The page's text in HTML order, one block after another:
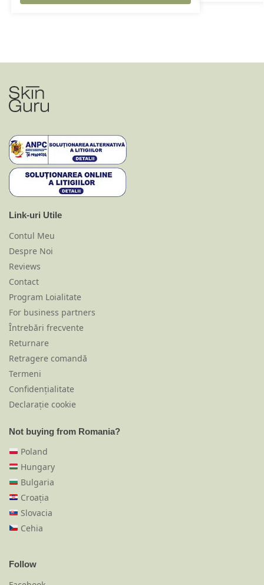
Link-uri Utile
Contul Meu
Despre Noi
Reviews
Contact
Program Loialitate
For business partners
Întrebări frecvente
Returnare
Retragere comandă
Termeni
Confidențialitate
Declarație cookie
Not buying from Romania?
Poland
Hungary
Bulgaria
Croația
Slovacia
Cehia
Follow